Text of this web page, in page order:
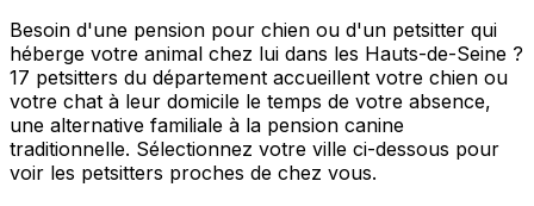
Besoin d'une pension pour chien ou d'un petsitter qui
héberge votre animal chez lui dans les Hauts-de-Seine ?
17 petsitters du département accueillent votre chien ou
votre chat à leur domicile le temps de votre absence,
une alternative familiale à la pension canine
traditionnelle. Sélectionnez votre ville ci-dessous pour
voir les petsitters proches de chez vous.